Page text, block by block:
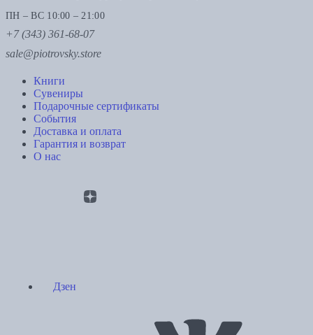
ПН – ВС 10:00 – 21:00
+7 (343) 361-68-07
sale@piotrovsky.store
Книги
Сувениры
Подарочные сертификаты
События
Доставка и оплата
Гарантия и возврат
О нас
Дзен